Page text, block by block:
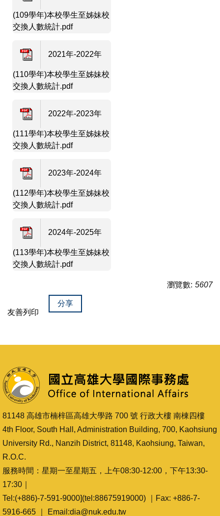
(109學年)本校學生至姊妹校
交換人數統計.pdf
2021年-2022年
(110學年)本校學生至姊妹校
交換人數統計.pdf
2022年-2023年
(111學年)本校學生至姊妹校
交換人數統計.pdf
2023年-2024年
(112學年)本校學生至姊妹校
交換人數統計.pdf
2024年-2025年
(113學年)本校學生至姊妹校
交換人數統計.pdf
瀏覽數: 5607
友善列印
分享
81148 高雄市楠梓區高雄大學路 700 號 行政大樓 南棟四樓
4th Floor, South Hall, Administration Building, 700, Kaohsiung
University Rd., Nanzih District, 81148, Kaohsiung, Taiwan,
R.O.C.
服務時間：星期一至星期五，上午08:30-12:00，下午13:30-
17:30｜
Tel:(+886)-7-591-9000](tel:88675919000) ｜Fax: +886-7-
5916-665 ｜ Email:dia@nuk.edu.tw